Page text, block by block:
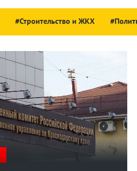
#Строительство и ЖКХ